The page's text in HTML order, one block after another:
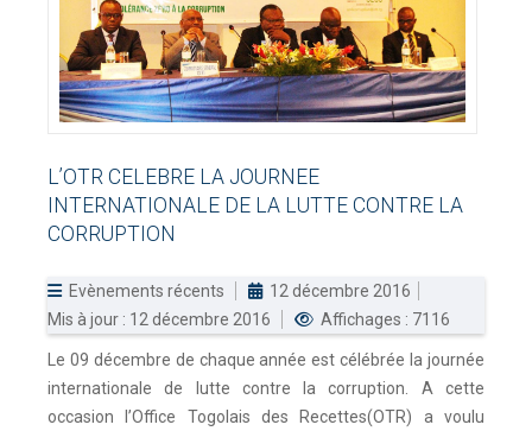
L’OTR CELEBRE LA JOURNEE
INTERNATIONALE DE LA LUTTE CONTRE LA
CORRUPTION
Evènements récents
12 décembre 2016
Mis à jour : 12 décembre 2016
Affichages : 7116
Le 09 décembre de chaque année est célébrée la journée
internationale de lutte contre la corruption. A cette
occasion l’Office Togolais des Recettes(OTR) a voulu